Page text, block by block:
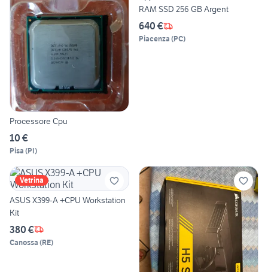
Processore Cpu
10 €
Pisa (PI)
RAM SSD 256 GB Argent
640 €
Piacenza (PC)
Vetrina
ASUS X399-A +CPU Workstation
Kit
380 €
Canossa (RE)